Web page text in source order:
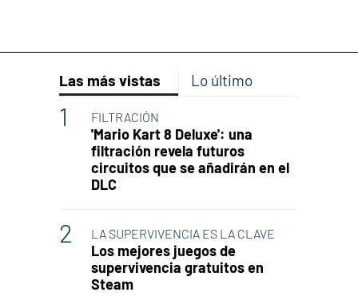
Las más vistas Lo último
FILTRACIÓN
'Mario Kart 8 Deluxe': una
filtración revela futuros
circuitos que se añadirán en el
DLC
LA SUPERVIVENCIA ES LA CLAVE
Los mejores juegos de
supervivencia gratuitos en
Steam